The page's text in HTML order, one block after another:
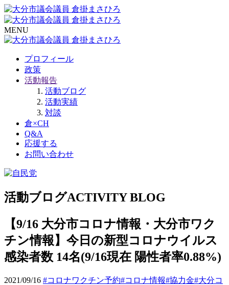
MENU
プロフィール
政策
活動報告
活動ブログ
活動実績
対談
倉×CH
Q&A
応援する
お問い合わせ
活動ブログACTIVITY BLOG
【9/16 大分市コロナ情報・大分市ワク
チン情報】今日の新型コロナウイルス
感染者数 14名(9/16現在 陽性者率0.88%)
2021/09/16 #コロナワクチン予約#コロナ情報#協力金#大分コ